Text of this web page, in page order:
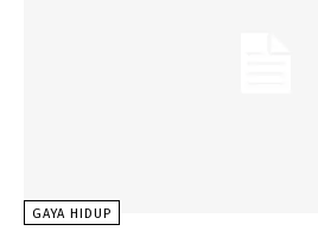
GAYA HIDUP